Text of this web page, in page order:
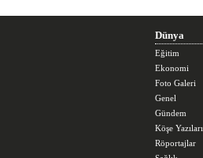
Dünya
Eğitim
Ekonomi
Foto Galeri
Genel
Gündem
Köşe Yazıları
Röportajlar